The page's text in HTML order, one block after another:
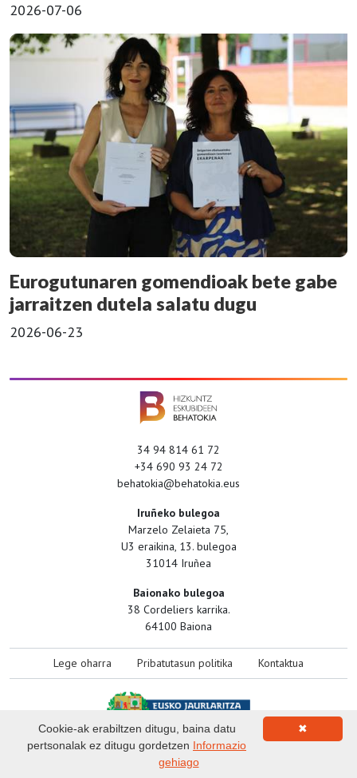
2026-07-06
Eurogutunaren gomendioak bete gabe
jarraitzen dutela salatu dugu
2026-06-23
34 94 814 61 72
+34 690 93 24 72
behatokia@behatokia.eus
Iruñeko bulegoa
Marzelo Zelaieta 75,
U3 eraikina, 13. bulegoa
31014 Iruñea
Baionako bulegoa
38 Cordeliers karrika.
64100 Baiona
Lege oharra Pribatutasun politika Kontaktua
✖
Cookie-ak erabiltzen ditugu, baina datu
pertsonalak ez ditugu gordetzen Informazio
gehiago